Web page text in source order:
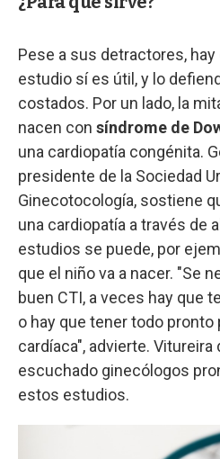
Pese a sus detractores,
estudio sí es útil, y lo
costados. Por un lado, la
nacen con síndrome de
una cardiopatía congénita.
presidente de la Sociedad
Ginecotocología, sostiene
una cardiopatía a través de
estudios se puede, por
que el niño va a nacer. "Se
buen CTI, a veces hay que
o hay que tener todo pronto
cardíaca", advierte. Vitureira
escuchado ginecólogos
estos estudios.